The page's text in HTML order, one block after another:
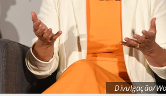
Divulgação/